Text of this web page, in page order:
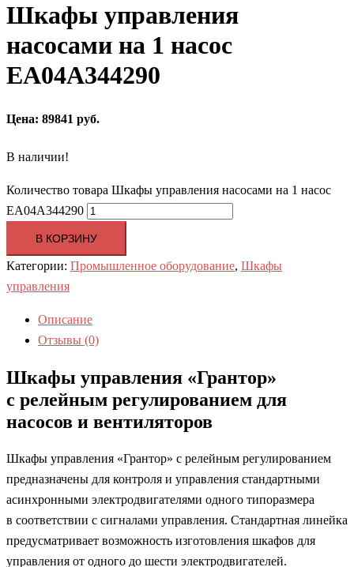
Шкафы управления
насосами на 1 насос
EA04A344290
Цена: 89841 руб.
В наличии!
Количество товара Шкафы управления насосами на 1 насос
EA04A344290
В КОРЗИНУ
Категории: Промышленное оборудование, Шкафы
управления
Описание
Отзывы (0)
Шкафы управления «Грантор»
с релейным регулированием для
насосов и вентиляторов
Шкафы управления «Грантор» с релейным регулированием
предназначены для контроля и управления стандартными
асинхронными электродвигателями одного типоразмера
в соответствии с сигналами управления. Стандартная линейка
предусматривает возможность изготовления шкафов для
управления от одного до шести электродвигателей.